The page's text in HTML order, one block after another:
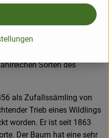
überdeckt seinen
Bezeichnung: Schöner
Sorten des
als Zufallssämling von
Trieb eines Wildlings
worden. Er ist seit 1863
Der Baum hat eine sehr